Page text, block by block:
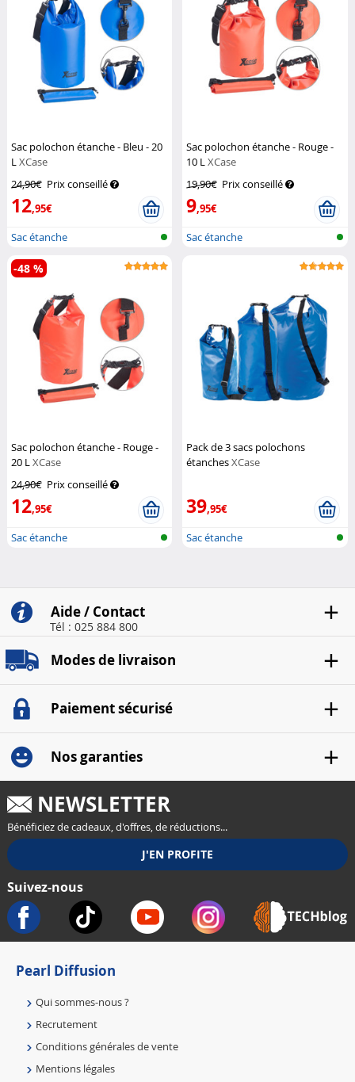
Sac polochon étanche - Bleu - 20
LXCase
24,90€ Prix conseillé
12,95€
Sac étanche
Sac polochon étanche - Rouge -
10 LXCase
19,90€ Prix conseillé
9,95€
Sac étanche
Sac polochon étanche - Rouge -
20 LXCase
24,90€ Prix conseillé
12,95€
-48 %
Sac étanche
Pack de 3 sacs polochons
étanchesXCase
39,95€
Sac étanche
Aide / Contact
Tél : 025 884 800
Modes de livraison
Paiement sécurisé
Nos garanties
NEWSLETTER
Bénéficiez de cadeaux, d'offres, de réductions...
Suivez-nous
Pearl Diffusion
Qui sommes-nous ?
Recrutement
Conditions générales de vente
Mentions légales